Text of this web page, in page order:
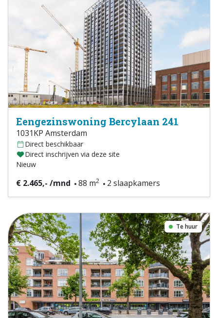
Eengezinswoning Bercylaan 241
1031KP Amsterdam
Direct beschikbaar
Direct inschrijven via deze site
Nieuw
€ 2.465,- /mnd 88 m2 2 slaapkamers
Te huur